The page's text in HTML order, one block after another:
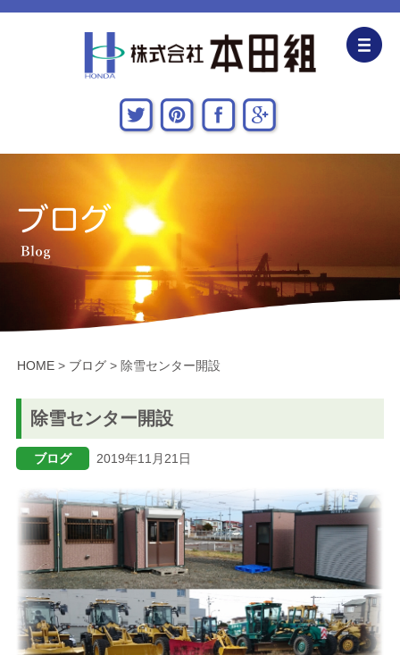
企業情報
CSR活動
主な施工実績
関連会社
お問い合わせ・アクセス
新着情報・地域貢献活動
HOME> ブログ> 除雪センター開設
除雪センター開設
ブログ 2019年11月21日